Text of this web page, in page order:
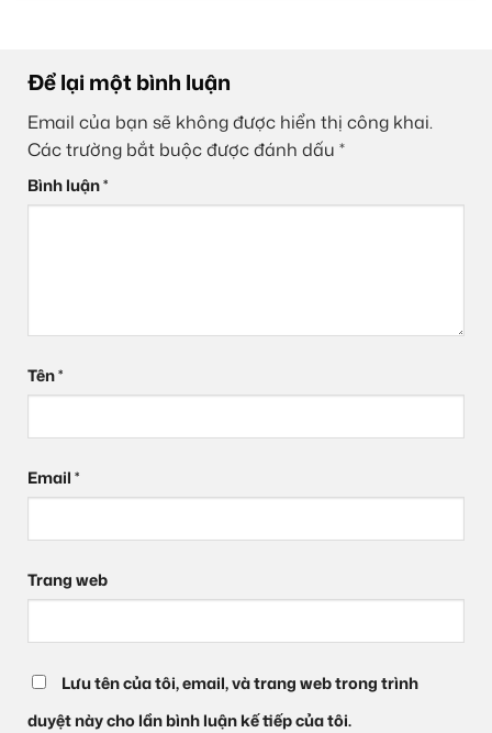
Để lại một bình luận
Email của bạn sẽ không được hiển thị công khai.
Các trường bắt buộc được đánh dấu *
Bình luận*
Tên*
Email*
Trang web
Lưu tên của tôi, email, và trang web trong trình
duyệt này cho lần bình luận kế tiếp của tôi.